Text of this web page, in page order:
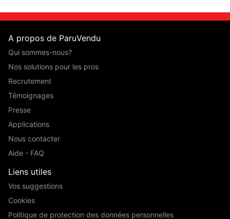
A propos de ParuVendu
Qui sommes-nous?
Nos solutions pour les pros
Recrutement
Témoignages
Presse
Applications
Nous contacter
Aide - FAQ
Liens utiles
Vos suggestions
Cookies
Politique de protection des données personnelles